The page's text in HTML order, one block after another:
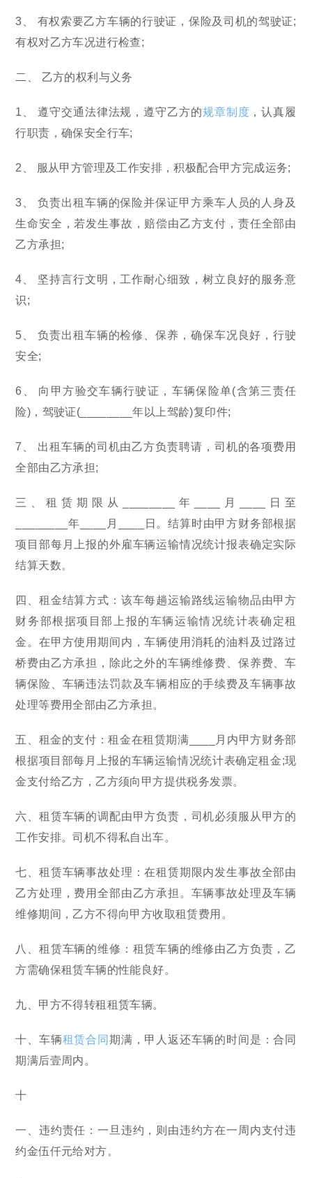
3、 有权索要乙方车辆的行驶证，保险及司机的驾驶证;
有权对乙方车况进行检查;
二、 乙方的权利与义务
1、 遵守交通法律法规，遵守乙方的规章制度 ，认真履
行职责，确保安全行车;
2、 服从甲方管理及工作安排，积极配合甲方完成运务;
3、 负责出租车辆的保险并保证甲方乘车人员的人身及
生命安全，若发生事故，赔偿由乙方支付，责任全部由
乙方承担;
4、 坚持言行文明，工作耐心细致，树立良好的服务意
识;
5、 负责出租车辆的检修、保养，确保车况良好，行驶
安全;
6、 向甲方验交车辆行驶证，车辆保险单(含第三责任
险)，驾驶证(________年以上驾龄)复印件;
7、 出租车辆的司机由乙方负责聘请，司机的各项费用
全部由乙方承担;
三、租赁期限从________年____月____日至
________年____月____日。结算时由甲方财务部根据
项目部每月上报的外雇车辆运输情况统计报表确定实际
结算天数。
四、租金结算方式：该车每趟运输路线运输物品由甲方
财务部根据项目部上报的车辆运输情况统计表确定租
金。在甲方使用期间内，车辆使用消耗的油料及过路过
桥费由乙方承担，除此之外的车辆维修费、保养费、车
辆保险、车辆违法罚款及车辆相应的手续费及车辆事故
处理等费用全部由乙方承担。
五、租金的支付：租金在租赁期满____月内甲方财务部
根据项目部每月上报的车辆运输情况统计表确定租金;现
金支付给乙方，乙方须向甲方提供税务发票。
六、租赁车辆的调配由甲方负责，司机必须服从甲方的
工作安排。司机不得私自出车。
七、租赁车辆事故处理：在租赁期限内发生事故全部由
乙方处理，费用全部由乙方承担。车辆事故处理及车辆
维修期间，乙方不得向甲方收取租赁费用。
八、租赁车辆的维修：租赁车辆的维修由乙方负责，乙
方需确保租赁车辆的性能良好。
九、甲方不得转租租赁车辆。
十、车辆租赁合同 期满，甲人返还车辆的时间是：合同
期满后壹周内。
十
一、违约责任：一旦违约，则由违约方在一周内支付违
约金伍仟元给对方。